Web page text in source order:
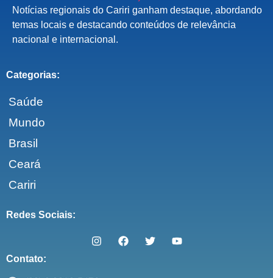
Notícias regionais do Cariri ganham destaque, abordando
temas locais e destacando conteúdos de relevância
nacional e internacional.
Categorias:
Saúde
Mundo
Brasil
Ceará
Cariri
Redes Sociais:
Contato: